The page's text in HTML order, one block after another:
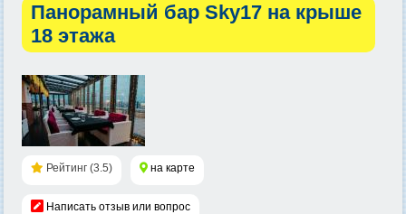
Панорамный бар Sky17 на крыше
18 этажа
Рейтинг (3.5) на карте
Написать отзыв или вопрос